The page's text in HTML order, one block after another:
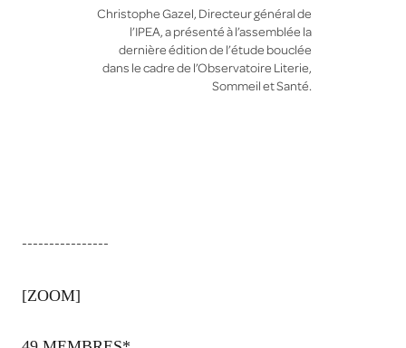
Christophe Gazel, Directeur général de
l’IPEA, a présenté à l’assemblée la
dernière édition de l’étude bouclée
dans le cadre de l’Observatoire Literie,
Sommeil et Santé.
----------------
[ZOOM]